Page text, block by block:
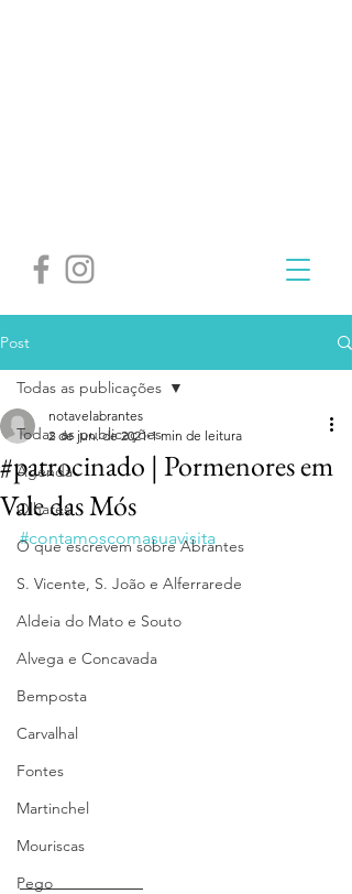
Post
Todas as publicações
Agenda
Olhares
O que escrevem sobre Abrantes
S. Vicente, S. João e Alferrarede
Aldeia do Mato e Souto
Alvega e Concavada
Bemposta
Carvalhal
Fontes
Martinchel
Mouriscas
Pego
Todas as publicações
#patrocinado | Pormenores em
Vale das Mós
notavelabrantes
2 de jun. de 2021 1 min de leitura
#contamoscomasuavisita
______________